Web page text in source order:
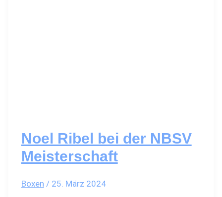
Noel Ribel bei der NBSV
Meisterschaft
Boxen / 25. März 2024